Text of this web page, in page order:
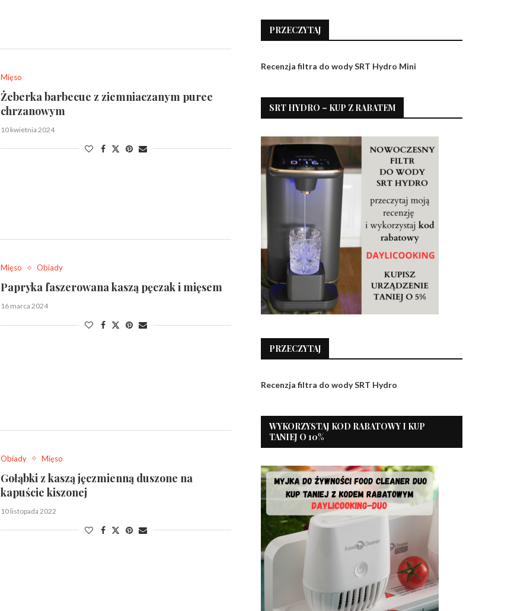
Mięso
Żeberka barbecue z ziemniaczanym puree
chrzanowym
10 kwietnia 2024
Mięso Obiady
Papryka faszerowana kaszą pęczak i mięsem
16 marca 2024
Obiady Mięso
Gołąbki z kaszą jęczmienną duszone na
kapuście kiszonej
10 listopada 2022
PRZECZYTAJ
Recenzja filtra do wody SRT Hydro Mini
SRT HYDRO – KUP Z RABATEM
PRZECZYTAJ
Recenzja filtra do wody SRT Hydro
WYKORZYSTAJ KOD RABATOWY I KUP
TANIEJ O 10%